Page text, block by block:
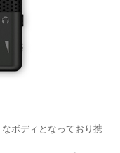
ボディとなっており携